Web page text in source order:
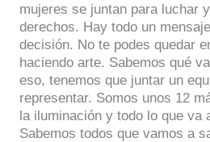
mujeres se juntan para luchar
derechos. Hay todo un
decisión. No te podes quedar
haciendo arte. Sabemos qué
eso, tenemos que juntar un
representar. Somos unos 12
la iluminación y todo lo que va
Sabemos todos que vamos a